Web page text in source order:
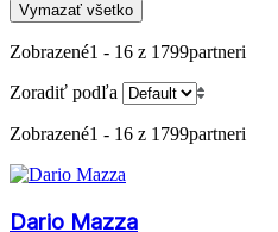
Vymazať všetko
Zobrazené1 - 16 z 1799partneri
Zoradiť podľa
Zobrazené1 - 16 z 1799partneri
Dario Mazza